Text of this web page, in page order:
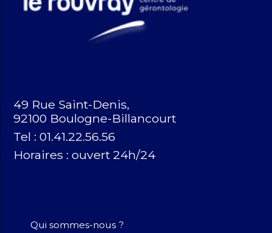
49 Rue Saint-Denis,
92100 Boulogne-Billancourt
Tel : 01.41.22.56.56
Horaires : ouvert 24h/24
Qui sommes-nous ?